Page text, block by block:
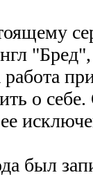
о
был